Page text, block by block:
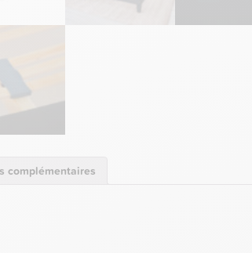
complémentaires